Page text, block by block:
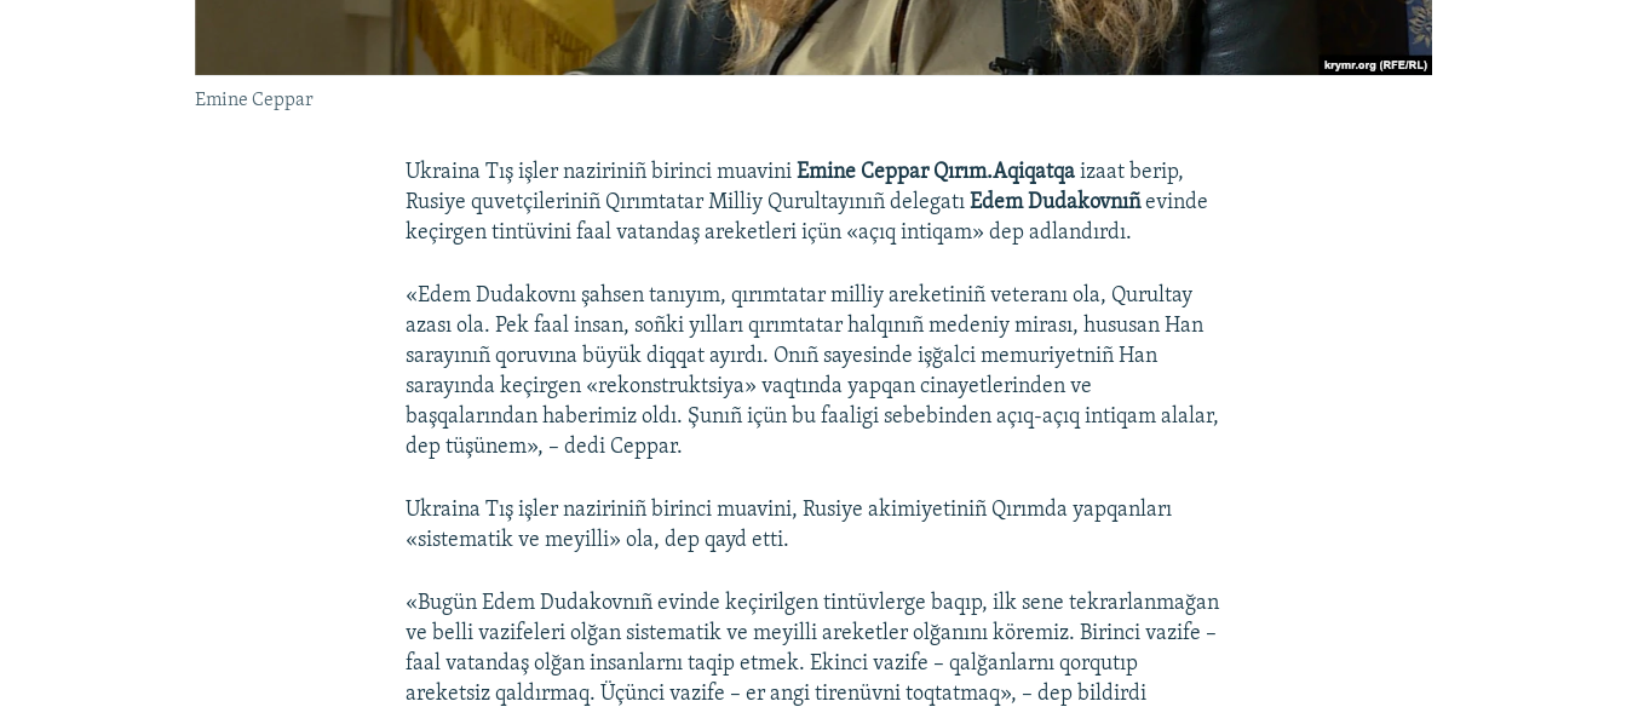
Emine Ceppar
Ukraina Tış işler naziriniñ birinci muavini Emine Ceppar Qırım.Aqiqatqaizaat berip,
Rusiye quvetçileriniñ Qırımtatar Milliy Qurultayınıñ delegatıEdem Dudakovnıñevinde
keçirgen tintüvini faal vatandaş areketleri içün «açıq intiqam» dep adlandırdı.
«Edem Dudakovnı şahsen tanıyım, qırımtatar milliy areketiniñ veteranı ola, Qurultay
azası ola. Pek faal insan, soñki yılları qırımtatar halqınıñ medeniy mirası, hususan Han
sarayınıñ qoruvına büyük diqqat ayırdı. Onıñ sayesinde işğalci memuriyetniñ Han
sarayında keçirgen «rekonstruktsiya» vaqtında yapqan cinayetlerinden ve
başqalarından haberimiz oldı. Şunıñ içün bu faaligi sebebinden açıq-açıq intiqam alalar,
dep tüşünem», – dedi Ceppar.
Ukraina Tış işler naziriniñ birinci muavini, Rusiye akimiyetiniñ Qırımda yapqanları
«sistematik ve meyilli» ola, dep qayd etti.
«Bugün Edem Dudakovnıñ evinde keçirilgen tintüvlerge baqıp, ilk sene tekrarlanmağan
ve belli vazifeleri olğan sistematik ve meyilli areketler olğanını köremiz. Birinci vazife –
faal vatandaş olğan insanlarnı taqip etmek. Ekinci vazife – qalğanlarnı qorqutıp
areketsiz qaldırmaq. Üçünci vazife – er angi tirenüvni toqtatmaq», – dep bildirdi